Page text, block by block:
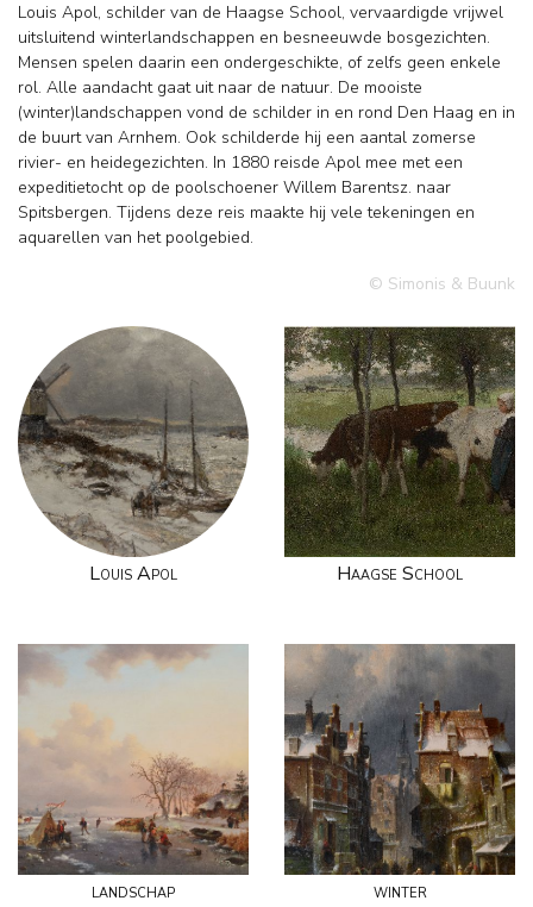
Louis Apol, schilder van de Haagse School, vervaardigde vrijwel
uitsluitend winterlandschappen en besneeuwde bosgezichten.
Mensen spelen daarin een ondergeschikte, of zelfs geen enkele
rol. Alle aandacht gaat uit naar de natuur. De mooiste
(winter)landschappen vond de schilder in en rond Den Haag en in
de buurt van Arnhem. Ook schilderde hij een aantal zomerse
rivier- en heidegezichten. In 1880 reisde Apol mee met een
expeditietocht op de poolschoener Willem Barentsz. naar
Spitsbergen. Tijdens deze reis maakte hij vele tekeningen en
aquarellen van het poolgebied.
© Simonis & Buunk
Louis Apol Haagse School
landschap winter